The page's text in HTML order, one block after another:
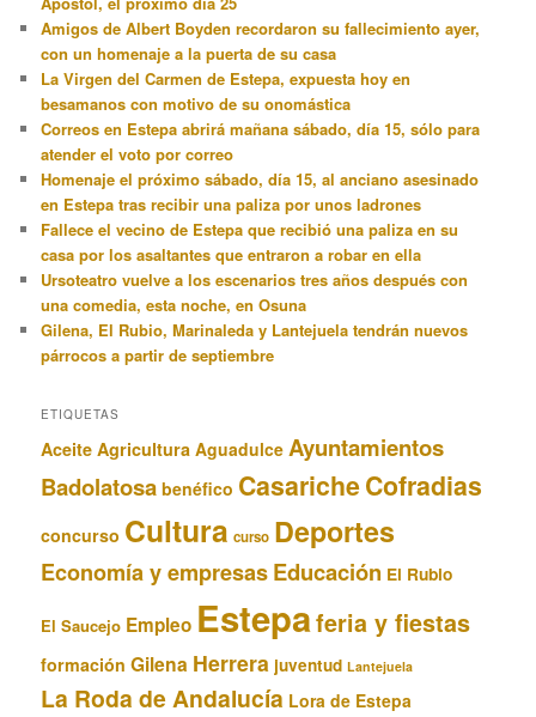
Amigos de Albert Boyden recordaron su fallecimiento ayer,
con un homenaje a la puerta de su casa
La Virgen del Carmen de Estepa, expuesta hoy en
besamanos con motivo de su onomástica
Correos en Estepa abrirá mañana sábado, día 15, sólo para
atender el voto por correo
Homenaje el próximo sábado, día 15, al anciano asesinado
en Estepa tras recibir una paliza por unos ladrones
Fallece el vecino de Estepa que recibió una paliza en su
casa por los asaltantes que entraron a robar en ella
Ursoteatro vuelve a los escenarios tres años después con
una comedia, esta noche, en Osuna
Gilena, El Rubio, Marinaleda y Lantejuela tendrán nuevos
párrocos a partir de septiembre
ETIQUETAS
Aceite Agricultura Aguadulce Ayuntamientos
Badolatosa benéfico CasaricheCofradias
concurso Cultura curso Deportes
Economía y empresasEducación El Rubio
El Saucejo Empleo Estepaferia y fiestas
formación Gilena Herrera juventud Lantejuela
La Roda de Andalucía Lora de Estepa